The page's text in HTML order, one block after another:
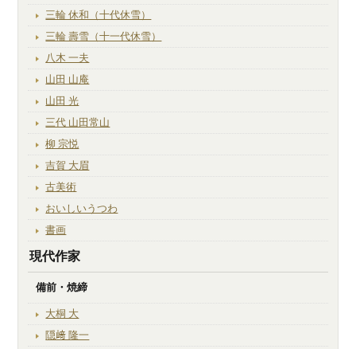
三輪 休和（十代休雪）
三輪 壽雪（十一代休雪）
八木 一夫
山田 山庵
山田 光
三代 山田常山
柳 宗悦
吉賀 大眉
古美術
おいしいうつわ
書画
現代作家
備前・焼締
大桐 大
隠﨑 隆一